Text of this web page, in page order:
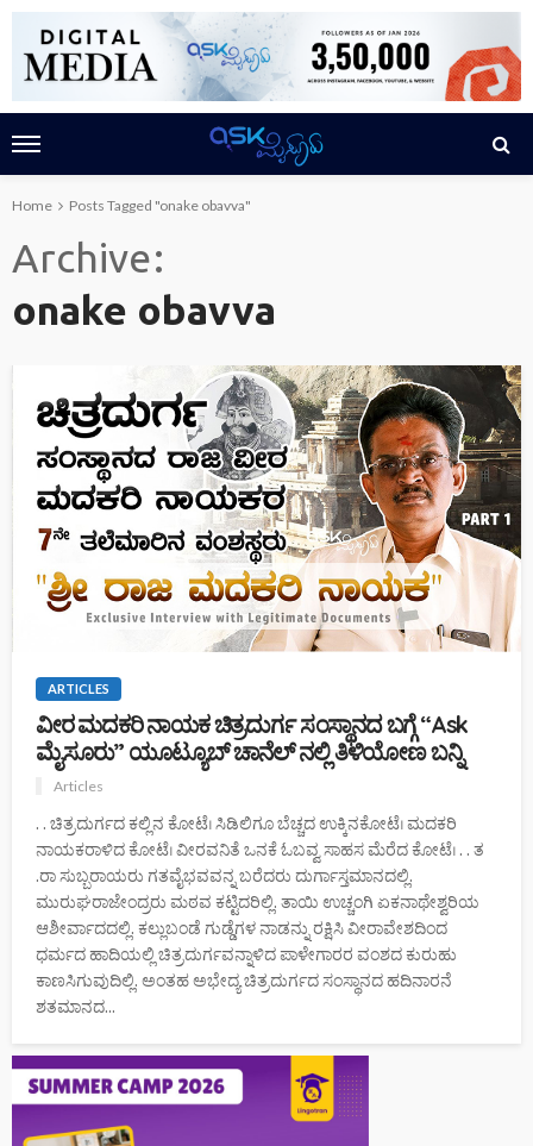
Home Posts Tagged "onake obavva"
Archive
onake obavva
ARTICLES
ವೀರ ಮದಕರಿ ನಾಯಕ ಚಿತ್ರದುರ್ಗ ಸಂಸ್ಥಾನದ ಬಗ್ಗೆ “Ask
ಮೈಸೂರು” ಯೂಟ್ಯೂಬ್ ಚಾನೆಲ್ ನಲ್ಲಿ ತಿಳಿಯೋಣ ಬನ್ನಿ
Articles
. . ಚಿತ್ರದುರ್ಗದ ಕಲ್ಲಿನ ಕೋಟೆ। ಸಿಡಿಲಿಗೂ ಬೆಚ್ಚದ ಉಕ್ಕಿನಕೋಟೆ। ಮದಕರಿ
ನಾಯಕರಾಳಿದ ಕೋಟೆ। ವೀರವನಿತೆ ಒನಕೆ ಓಬವ್ವ ಸಾಹಸ ಮೆರೆದ ಕೋಟೆ। . . ತ
.ರಾ ಸುಬ್ಬರಾಯರು ಗತವೈಭವವನ್ನ ಬರೆದರು ದುರ್ಗಾಸ್ತಮಾನದಲ್ಲಿ.
ಮುರುಘರಾಜೇಂದ್ರರು ಮಠವ ಕಟ್ಟಿದರಿಲ್ಲಿ. ತಾಯಿ ಉಚ್ಚಂಗಿ ಏಕನಾಥೇಶ್ವರಿಯ
ಆಶೀರ್ವಾದದಲ್ಲಿ. ಕಲ್ಲುಬಂಡೆ ಗುಡ್ಡೆಗಳ ನಾಡನ್ನು ರಕ್ಷಿಸಿ ವೀರಾವೇಶದಿಂದ
ಧರ್ಮದ ಹಾದಿಯಲ್ಲಿ ಚಿತ್ರದುರ್ಗವನ್ನಾಳಿದ ಪಾಳೇಗಾರರ ವಂಶದ ಕುರುಹು
ಕಾಣಸಿಗುವುದಿಲ್ಲಿ. ಅಂತಹ ಅಭೇದ್ಯ ಚಿತ್ರದುರ್ಗದ ಸಂಸ್ಥಾನದ ಹದಿನಾರನೆ
ಶತಮಾನದ...